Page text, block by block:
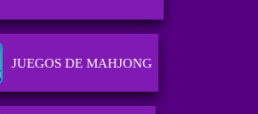
JUEGOS DE MAHJONG